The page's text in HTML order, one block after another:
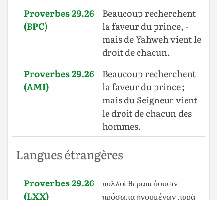
Proverbes 29.26
(BPC)
Beaucoup recherchent
la faveur du prince, -
mais de Yahweh vient le
droit de chacun.
Proverbes 29.26
(AMI)
Beaucoup recherchent
la faveur du prince ;
mais du Seigneur vient
le droit de chacun des
hommes.
Langues étrangères
Proverbes 29.26
(LXX)
πολλοὶ θεραπεύουσιν
πρόσωπα ἡγουμένων παρὰ